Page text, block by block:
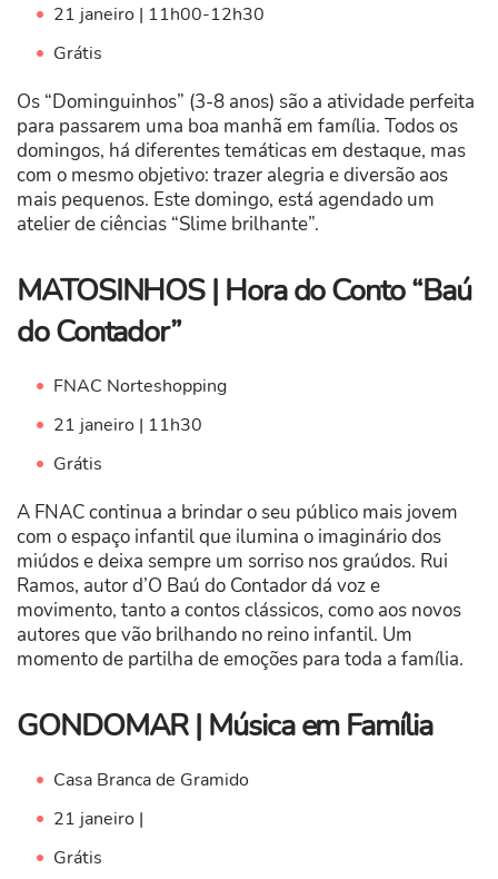
21 janeiro | 11h00-12h30
Grátis
Os “Dominguinhos” (3-8 anos) são a atividade perfeita
para passarem uma boa manhã em família. Todos os
domingos, há diferentes temáticas em destaque, mas
com o mesmo objetivo: trazer alegria e diversão aos
mais pequenos. Este domingo, está agendado um
atelier de ciências “Slime brilhante”.
MATOSINHOS | Hora do Conto “Baú
do Contador”
FNAC Norteshopping
21 janeiro | 11h30
Grátis
A FNAC continua a brindar o seu público mais jovem
com o espaço infantil que ilumina o imaginário dos
miúdos e deixa sempre um sorriso nos graúdos. Rui
Ramos, autor d’O Baú do Contador dá voz e
movimento, tanto a contos clássicos, como aos novos
autores que vão brilhando no reino infantil. Um
momento de partilha de emoções para toda a família.
GONDOMAR | Música em Família
Casa Branca de Gramido
21 janeiro |
Grátis